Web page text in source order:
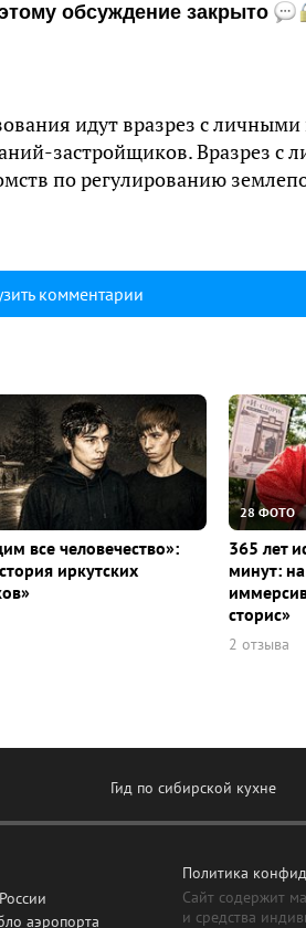
обсуждение закрыто
идут вразрез с
застройщиков. Вразрез с
по регулированию
комментарии
все человечество»:
иркутских
28 ФОТО
365 лет
минут:
сторис»
2 отзыва
Гид по сибирской кухне
аэропорта
Политика
Сайт содержит
и средства